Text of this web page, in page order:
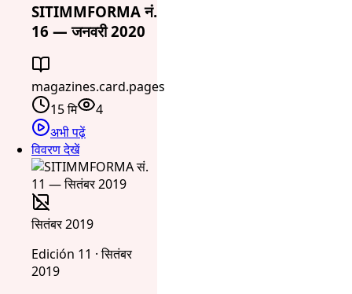
SITIMMFORMA नं.
16 — जनवरी 2020
magazines.card.pages
15 मि
4
अभी पढ़ें
विवरण देखें
सितंबर 2019
Edición 11 · सितंबर
2019